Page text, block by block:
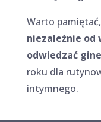
Warto
niezależnie od
odwiedzać
roku dla
intymnego.